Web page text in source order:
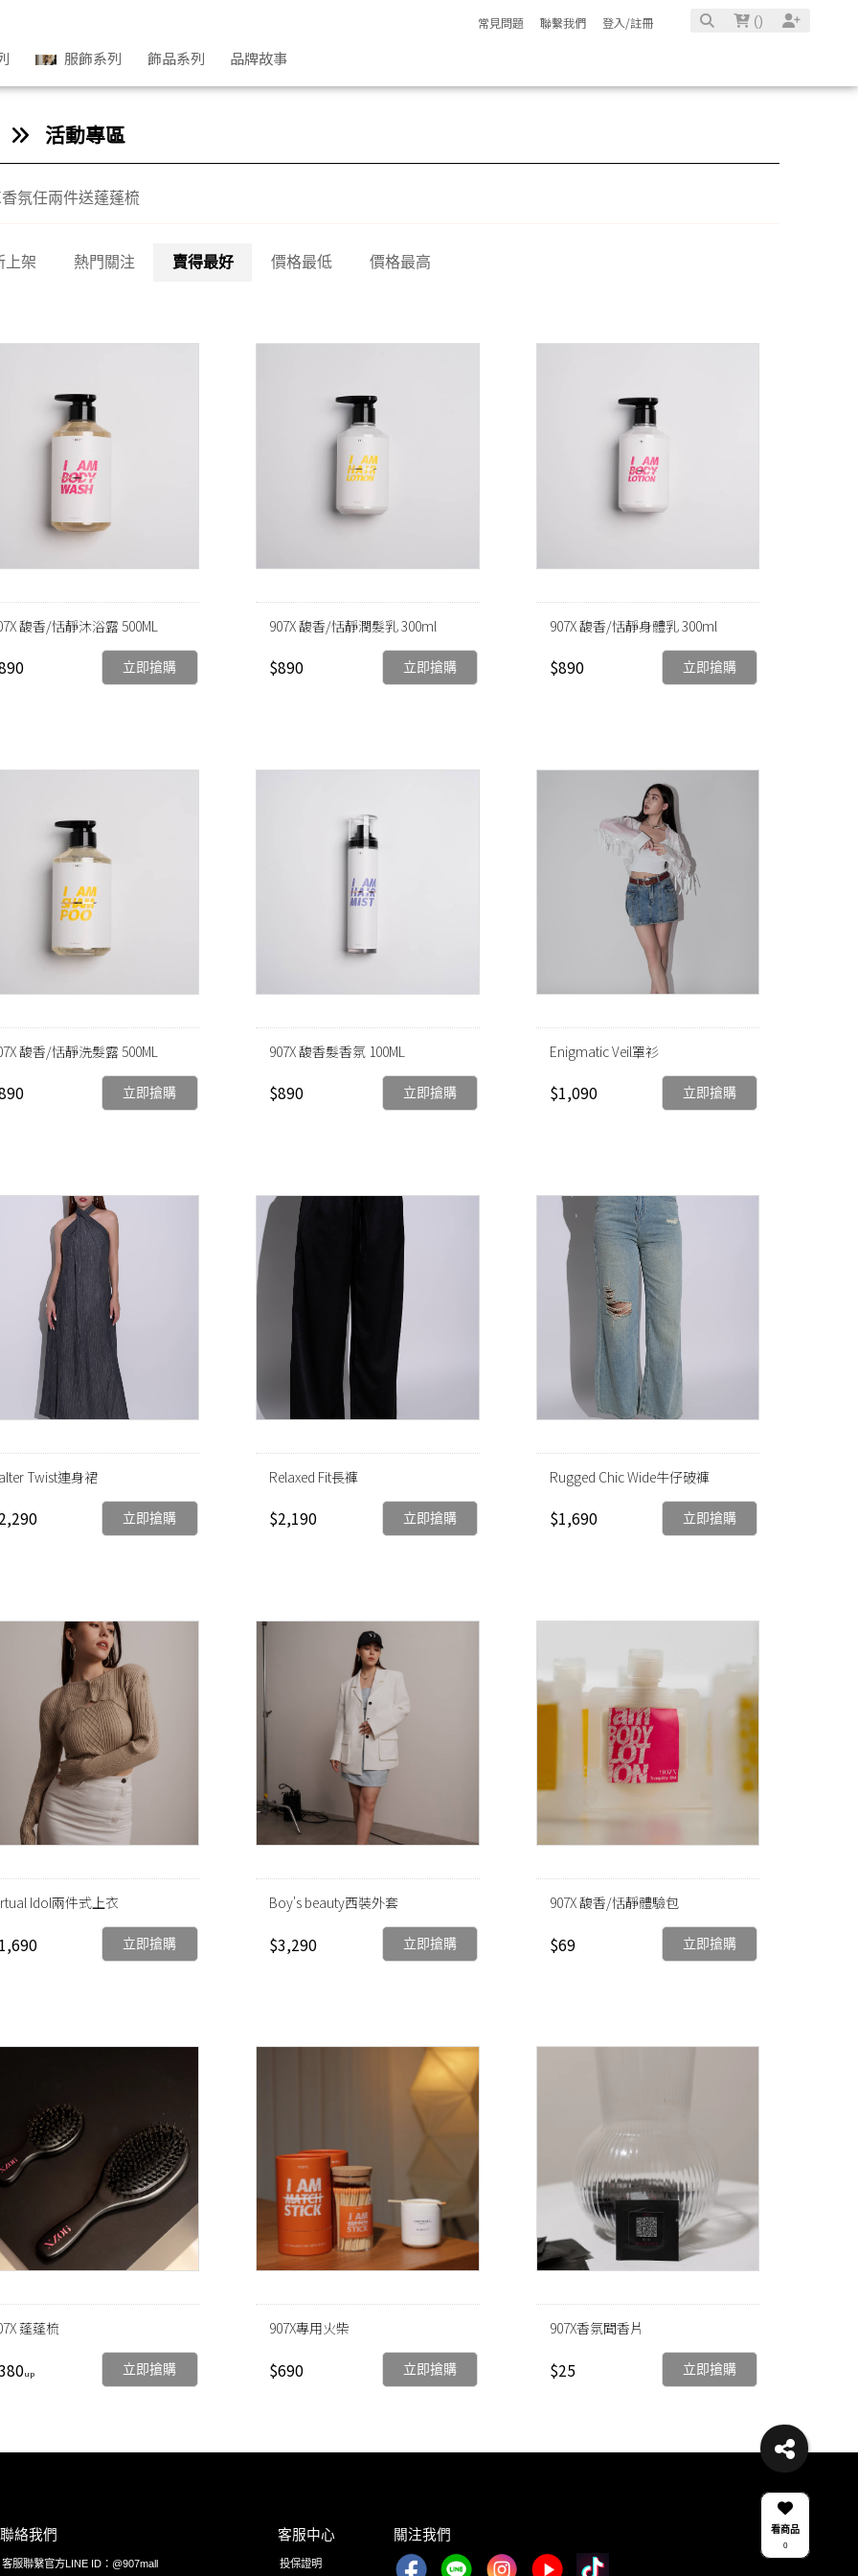
常見問題 聯繫我們 登入/註冊 ()
服飾系列 飾品系列 品牌故事
活動專區
氛任兩件送蓬蓬梳
上架 熱門關注 賣得最好 價格最低 價格最高
馥香/恬靜沐浴露 500ML
立即搶購
907X 馥香/恬靜潤髮乳 300ml
$890 立即搶購
907X 馥香/恬靜身體乳 300ml
$890 立即搶購
馥香/恬靜洗髮露 500ML
立即搶購
907X 馥香髮香氛 100ML
$890 立即搶購
Enigmatic Veil罩衫
$1,090 立即搶購
Twist連身裙
立即搶購
Relaxed Fit長褲
$2,190 立即搶購
Rugged Chic Wide牛仔破褲
$1,690 立即搶購
Idol兩件式上衣
立即搶購
Boy's beauty西裝外套
$3,290 立即搶購
907X 馥香/恬靜體驗包
$69 立即搶購
蓬蓬梳
立即搶購
907X專用火柴
$690 立即搶購
907X香氛聞香片
$25 立即搶購
聯絡我們
客服聯繫官方LINE ID：@907mall
客服中心
投保證明
關注我們 看商品
0